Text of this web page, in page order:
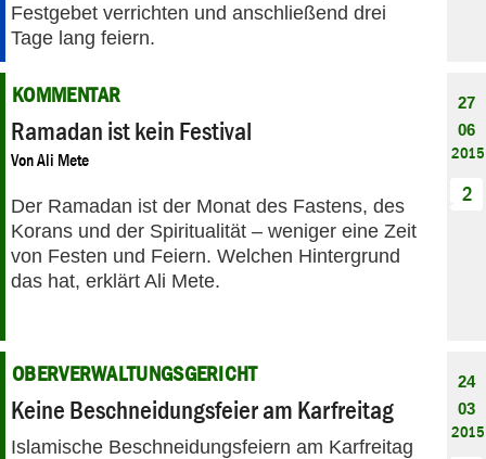
Festgebet verrichten und anschließend drei
Tage lang feiern.
KOMMENTAR
Ramadan ist kein Festival
VonAli Mete
Der Ramadan ist der Monat des Fastens, des
Korans und der Spiritualität – weniger eine Zeit
von Festen und Feiern. Welchen Hintergrund
das hat, erklärt Ali Mete.
27
06
2015
2
OBERVERWALTUNGSGERICHT
Keine Beschneidungsfeier am Karfreitag
Islamische Beschneidungsfeiern am Karfreitag
24
03
2015